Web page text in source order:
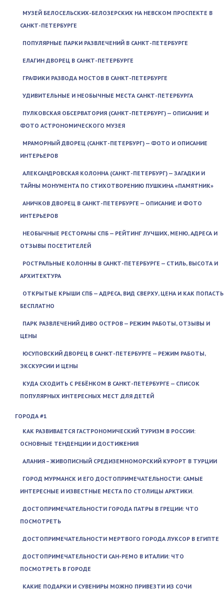
МУЗЕЙ БЕЛОСЕЛЬСКИХ-БЕЛОЗЕРСКИХ НА НЕВСКОМ ПРОСПЕКТЕ В
САНКТ-ПЕТЕРБУРГЕ
ПОПУЛЯРНЫЕ ПАРКИ РАЗВЛЕЧЕНИЙ В САНКТ-ПЕТЕРБУРГЕ
ЕЛАГИН ДВОРЕЦ В САНКТ-ПЕТЕРБУРГЕ
ГРАФИКИ РАЗВОДА МОСТОВ В САНКТ-ПЕТЕРБУРГЕ
УДИВИТЕЛЬНЫЕ И НЕОБЫЧНЫЕ МЕСТА САНКТ-ПЕТЕРБУРГА
ПУЛКОВСКАЯ ОБСЕРВАТОРИЯ (САНКТ-ПЕТЕРБУРГ) — ОПИСАНИЕ И
ФОТО АСТРОНОМИЧЕСКОГО МУЗЕЯ
МРАМОРНЫЙ ДВОРЕЦ (САНКТ-ПЕТЕРБУРГ) — ФОТО И ОПИСАНИЕ
ИНТЕРЬЕРОВ
АЛЕКСАНДРОВСКАЯ КОЛОННА (САНКТ-ПЕТЕРБУРГ) — ЗАГАДКИ И
ТАЙНЫ МОНУМЕНТА ПО СТИХОТВОРЕНИЮ ПУШКИНА «ПАМЯТНИК»
АНИЧКОВ ДВОРЕЦ В САНКТ-ПЕТЕРБУРГЕ — ОПИСАНИЕ И ФОТО
ИНТЕРЬЕРОВ
НЕОБЫЧНЫЕ РЕСТОРАНЫ СПБ — РЕЙТИНГ ЛУЧШИХ, МЕНЮ, АДРЕСА И
ОТЗЫВЫ ПОСЕТИТЕЛЕЙ
РОСТРАЛЬНЫЕ КОЛОННЫ В САНКТ-ПЕТЕРБУРГЕ — СТИЛЬ, ВЫСОТА И
АРХИТЕКТУРА
ОТКРЫТЫЕ КРЫШИ СПБ — АДРЕСА, ВИД СВЕРХУ, ЦЕНА И КАК ПОПАСТЬ
БЕСПЛАТНО
ПАРК РАЗВЛЕЧЕНИЙ ДИВО ОСТРОВ — РЕЖИМ РАБОТЫ, ОТЗЫВЫ И
ЦЕНЫ
ЮСУПОВСКИЙ ДВОРЕЦ В САНКТ-ПЕТЕРБУРГЕ — РЕЖИМ РАБОТЫ,
ЭКСКУРСИИ И ЦЕНЫ
КУДА СХОДИТЬ С РЕБЁНКОМ В САНКТ-ПЕТЕРБУРГЕ — СПИСОК
ПОПУЛЯРНЫХ ИНТЕРЕСНЫХ МЕСТ ДЛЯ ДЕТЕЙ
ГОРОДА #1
КАК РАЗВИВАЕТСЯ ГАСТРОНОМИЧЕСКИЙ ТУРИЗМ В РОССИИ:
ОСНОВНЫЕ ТЕНДЕНЦИИ И ДОСТИЖЕНИЯ
АЛАНИЯ – ЖИВОПИСНЫЙ СРЕДИЗЕМНОМОРСКИЙ КУРОРТ В ТУРЦИИ
ГОРОД МУРМАНСК И ЕГО ДОСТОПРИМЕЧАТЕЛЬНОСТИ: САМЫЕ
ИНТЕРЕСНЫЕ И ИЗВЕСТНЫЕ МЕСТА ПО СТОЛИЦЫ АРКТИКИ.
ДОСТОПРИМЕЧАТЕЛЬНОСТИ ГОРОДА ПАТРЫ В ГРЕЦИИ: ЧТО
ПОСМОТРЕТЬ
ДОСТОПРИМЕЧАТЕЛЬНОСТИ МЕРТВОГО ГОРОДА ЛУКСОР В ЕГИПТЕ
ДОСТОПРИМЕЧАТЕЛЬНОСТИ САН-РЕМО В ИТАЛИИ: ЧТО
ПОСМОТРЕТЬ В ГОРОДЕ
КАКИЕ ПОДАРКИ И СУВЕНИРЫ МОЖНО ПРИВЕЗТИ ИЗ СОЧИ